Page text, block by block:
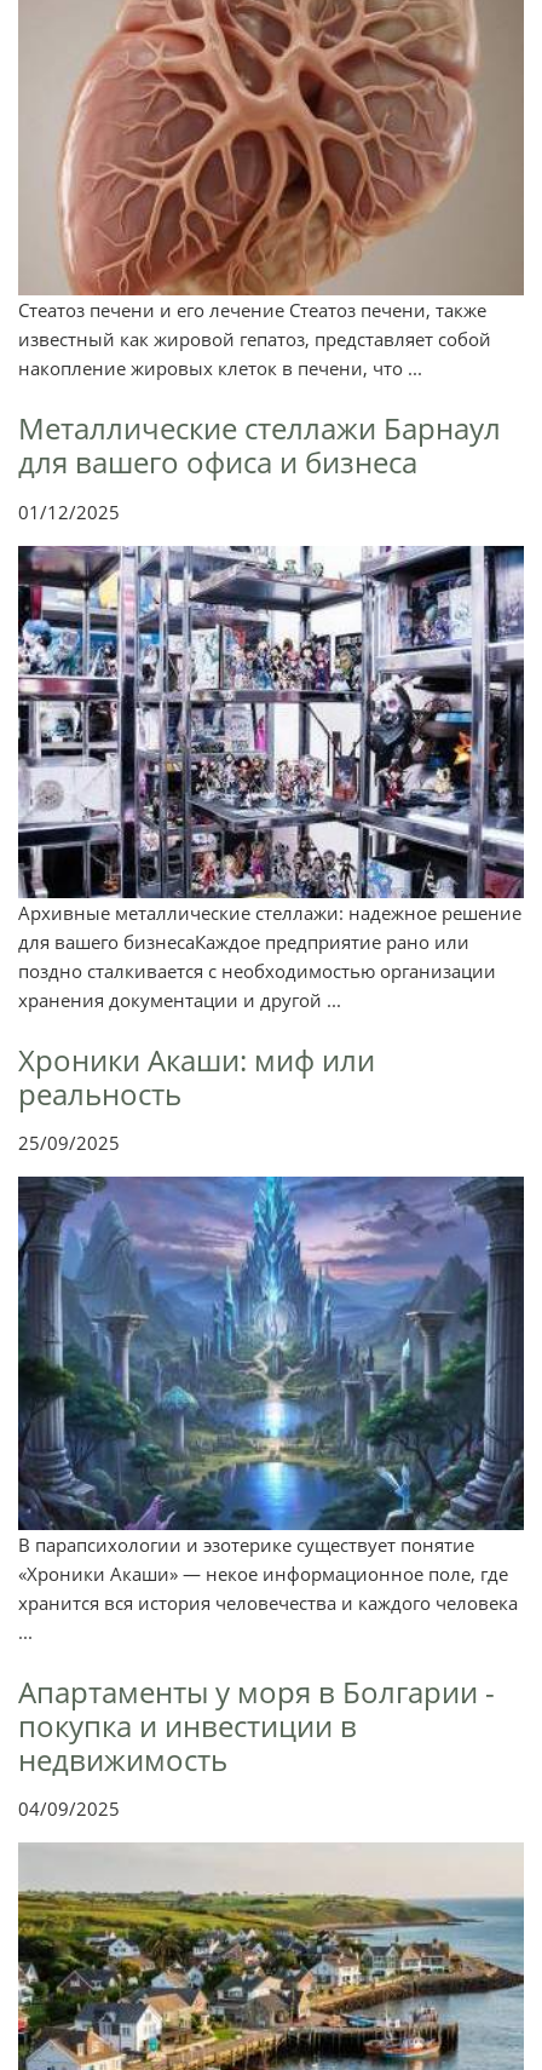
Стеатоз печени и его лечение Стеатоз печени, также
известный как жировой гепатоз, представляет собой
накопление жировых клеток в печени, что ...
Металлические стеллажи Барнаул
для вашего офиса и бизнеса
01/12/2025
Архивные металлические стеллажи: надежное решение
для вашего бизнесаКаждое предприятие рано или
поздно сталкивается с необходимостью организации
хранения документации и другой ...
Хроники Акаши: миф или
реальность
25/09/2025
В парапсихологии и эзотерике существует понятие
«Хроники Акаши» — некое информационное поле, где
хранится вся история человечества и каждого человека
...
Апартаменты у моря в Болгарии -
покупка и инвестиции в
недвижимость
04/09/2025